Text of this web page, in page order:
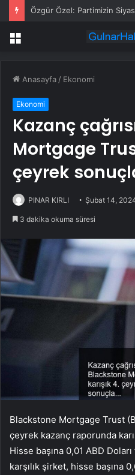
Menü
Anasayfa / Ekonomi
Ekonomi
Kazanç
Mortgage
çeyrek
PINAR KIRLI Şubat 14,
3 dakika okuma süresi
Blackstone Mortgage Trust
çeyrek kazanç raporunda
Hisse başına 0,01 ABD
karşılık şirket, hisse başına